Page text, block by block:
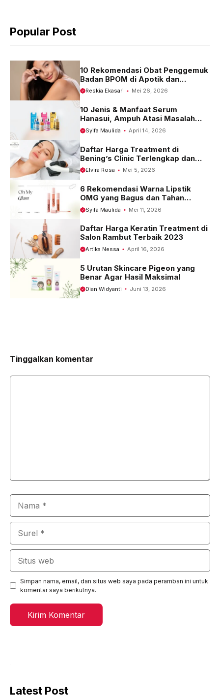
o
A
p
r
m
Popular Post
10 Rekomendasi Obat Penggemuk
Badan BPOM di Apotik dan
Harganya
Reskia Ekasari Mei 26, 2026
10 Jenis & Manfaat Serum
Hanasui, Ampuh Atasi Masalah
Kulit
Syifa Maulida April 14, 2026
Daftar Harga Treatment di
Bening’s Clinic Terlengkap dan
Terbaru 2023
Elvira Rosa Mei 5, 2026
6 Rekomendasi Warna Lipstik
OMG yang Bagus dan Tahan
Seharian
Syifa Maulida Mei 11, 2026
Daftar Harga Keratin Treatment di
Salon Rambut Terbaik 2023
Artika Nessa April 16, 2026
5 Urutan Skincare Pigeon yang
Benar Agar Hasil Maksimal
Dian Widyanti Juni 13, 2026
Tinggalkan komentar
Simpan nama, email, dan situs web saya pada peramban ini untuk
komentar saya berikutnya.
Latest Post